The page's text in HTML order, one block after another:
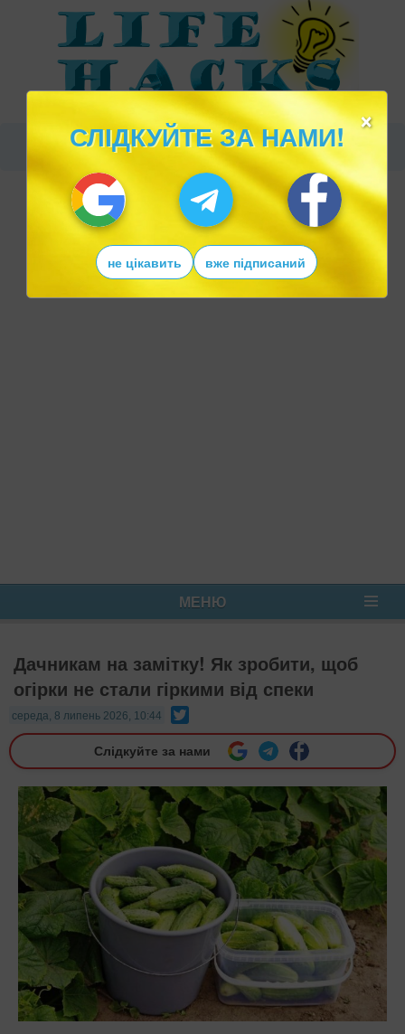
МЕНЮ
Дачникам на замітку! Як зробити, щоб
огірки не стали гіркими від спеки
середа, 8 липень 2026, 10:44
Слідкуйте за нами
×
СЛІДКУЙТЕ ЗА НАМИ!
не цікавить вже підписаний